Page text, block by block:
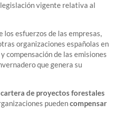
vigente relativa al
los esfuerzos de las empresas,
organizaciones españolas en
compensación de las emisiones
que genera su
cartera de proyectos forestales
puedencompensar